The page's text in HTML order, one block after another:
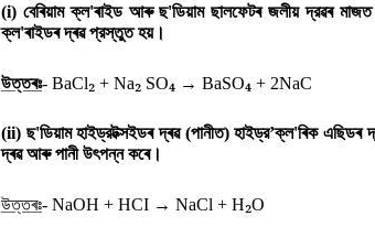
(i) বেৰিয়াম ক্ল'ৰাইড আৰু ছ'ডিয়াম ছালফেটৰ জলীয় দ্রৱৰ
ক্ল'ৰাইডৰ দ্ৰৱ প্রস্তুত হয়।
উত্তৰঃ- BaCl₂ + Na₂ SO₄ → BaSO₄ + 2NaC
(ii) ছ'ডিয়াম হাইড্রটক্সইডৰ দ্ৰৱ (পানীত) হাইড্র’ক্ল'ৰিক এছিডৰ
দ্ৰৱ আৰু পানী উৎপন্ন কৰে।
উত্তৰঃ- NaOH + HCI → NaCl + H₂O